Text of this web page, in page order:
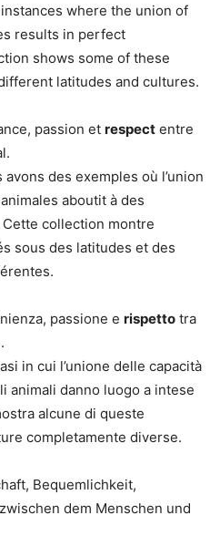
where the union of
results in perfect
shows some of these
latitudes and cultures.
passion et respect entre
des exemples où l’union
aboutit à des
collection montre
sous des latitudes et des
passione e rispetto tra
in cui l’unione delle capacità
animali danno luogo a intese
alcune di queste
completamente diverse.
Bequemlichkeit,
zwischen dem Menschen und